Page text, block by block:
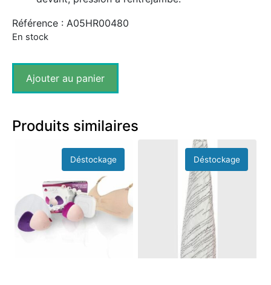
Référence : A05HR00480
En stock
Ajouter au panier
Produits similaires